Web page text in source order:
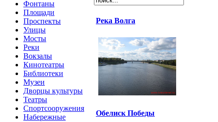
Фонтаны
Площади
Проспекты
Улицы
Мосты
Реки
Вокзалы
Кинотеатры
Библиотеки
Музеи
Дворцы культуры
Театры
Спортсооружения
Набережные
Река Волга
Обелиск Победы